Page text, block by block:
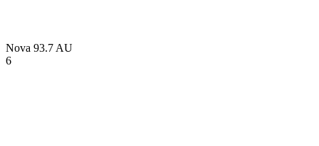
Nova 93.7 AU
6